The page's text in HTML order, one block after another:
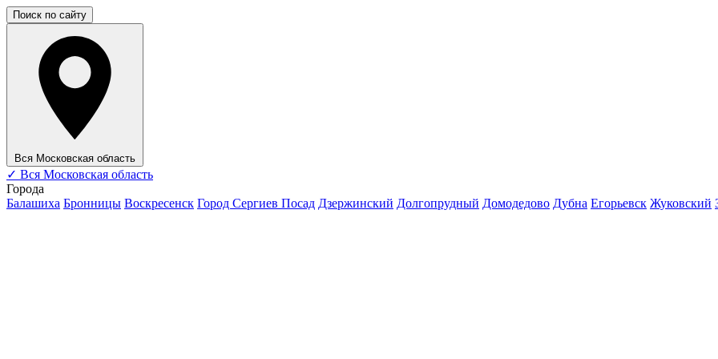
Поиск по сайту
Вся Московская область
✓ Вся Московская область
Города
Балашиха Бронницы Воскресенск Город Сергиев Посад Дзержинский Долгопрудный Домодедово Дубна Егорьевск Жуковский